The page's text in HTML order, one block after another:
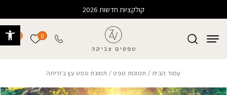
קולקציות חדשות 2026
0 הרשימה
עמוד הבית/ תמונות טפט / תמונת טפט עץ בזריחה